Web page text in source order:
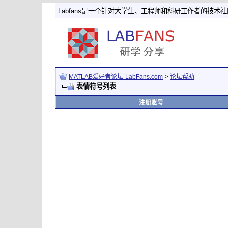
Labfans是一个针对大学生、工程师和科研工作者的技术社
MATLAB爱好者论坛-LabFans.com > 论坛帮助
表情符号列表
注册账号